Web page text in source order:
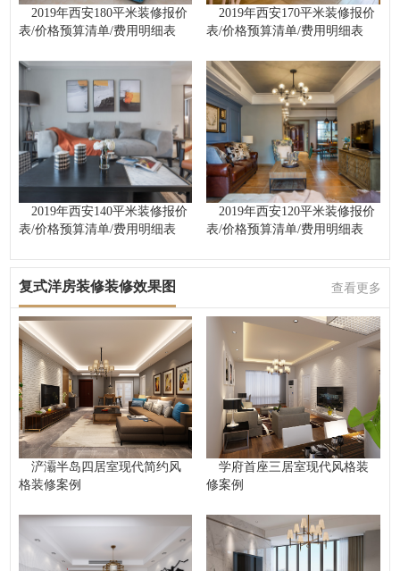
2019年西安180平米装修报价
表/价格预算清单/费用明细表
2019年西安170平米装修报价
表/价格预算清单/费用明细表
2019年西安140平米装修报价
表/价格预算清单/费用明细表
2019年西安120平米装修报价
表/价格预算清单/费用明细表
复式洋房装修装修效果图 查看更多
浐灞半岛四居室现代简约风
格装修案例
学府首座三居室现代风格装
修案例